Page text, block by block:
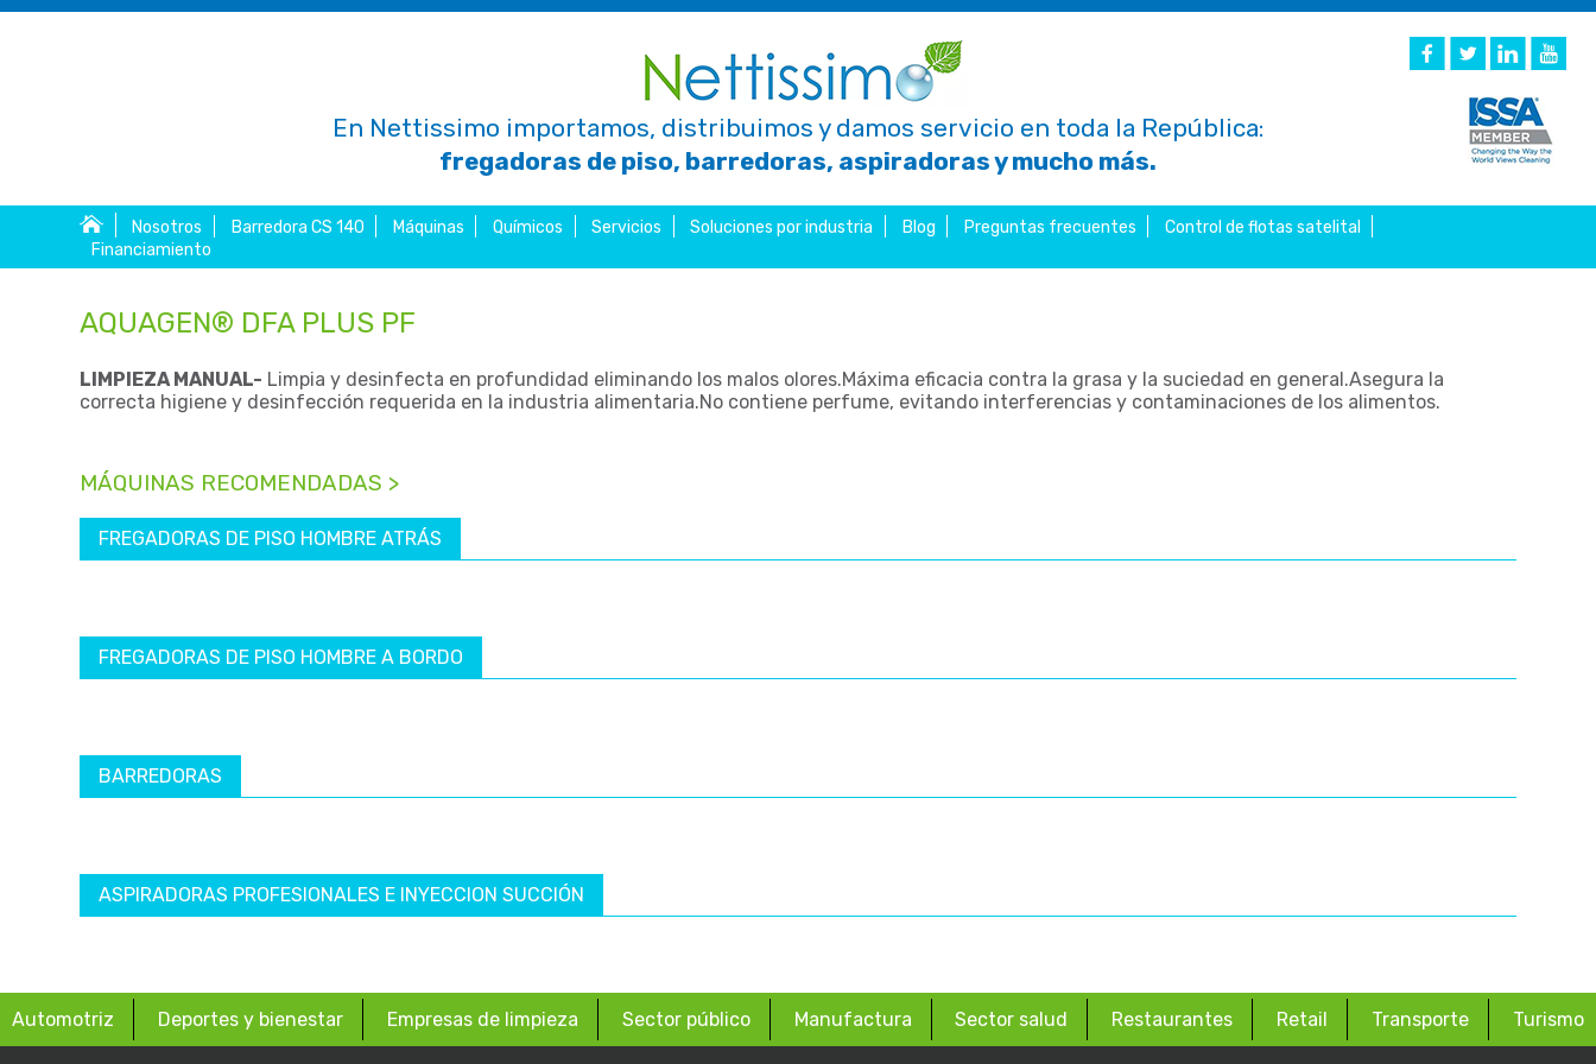
En Nettissimo importamos, distribuimos y damos servicio en toda la República:
fregadoras de piso, barredoras, aspiradoras y mucho más.
Nosotros Barredora CS 140 Máquinas Químicos Servicios Soluciones por industria Blog Preguntas frecuentes
Control de flotas satelital
Financiamiento
AQUAGEN® DFA PLUS PF
LIMPIEZA MANUAL- Limpia y desinfecta en profundidad eliminando los malos olores.Máxima eficacia contra la grasa y la suciedad en general.Asegura la
correcta higiene y desinfección requerida en la industria alimentaria.No contiene perfume, evitando interferencias y contaminaciones de los alimentos.
MÁQUINAS RECOMENDADAS >
FREGADORAS DE PISO HOMBRE ATRÁS
FREGADORAS DE PISO HOMBRE A BORDO
BARREDORAS
ASPIRADORAS PROFESIONALES E INYECCION SUCCIÓN
Automotriz Deportes y bienestar Empresas de limpieza Sector público Manufactura Sector salud Restaurantes Retail Transporte Turismo